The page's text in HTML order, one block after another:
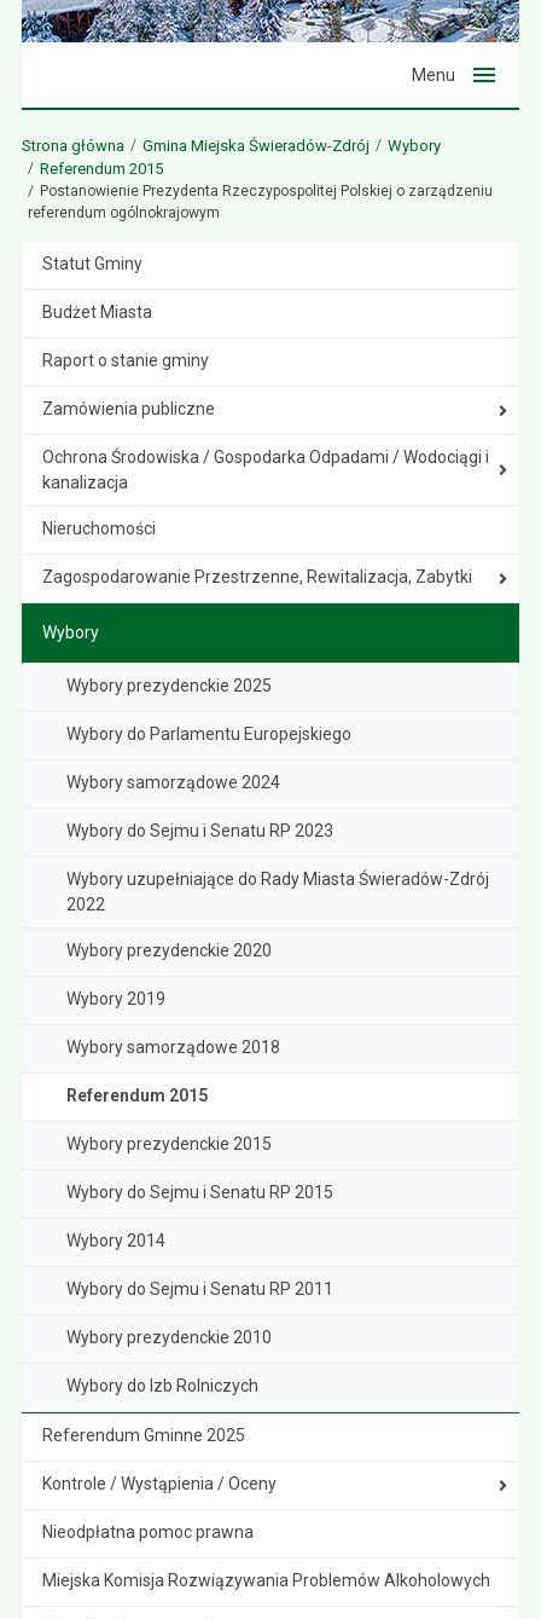
Menu
Strona główna Gmina Miejska Świeradów-Zdrój
Wybory
Referendum 2015
Postanowienie Prezydenta Rzeczypospolitej Polskiej o zarządzeniu
referendum ogólnokrajowym
Statut Gminy
Budżet Miasta
Raport o stanie gminy
Zamówienia publiczne
Ochrona Środowiska / Gospodarka Odpadami / Wodociągi i
kanalizacja
Nieruchomości
Zagospodarowanie Przestrzenne, Rewitalizacja, Zabytki
Wybory
Wybory prezydenckie 2025
Wybory do Parlamentu Europejskiego
Wybory samorządowe 2024
Wybory do Sejmu i Senatu RP 2023
Wybory uzupełniające do Rady Miasta Świeradów-Zdrój
2022
Wybory prezydenckie 2020
Wybory 2019
Wybory samorządowe 2018
Referendum 2015
Wybory prezydenckie 2015
Wybory do Sejmu i Senatu RP 2015
Wybory 2014
Wybory do Sejmu i Senatu RP 2011
Wybory prezydenckie 2010
Wybory do Izb Rolniczych
Referendum Gminne 2025
Kontrole / Wystąpienia / Oceny
Nieodpłatna pomoc prawna
Miejska Komisja Rozwiązywania Problemów Alkoholowych